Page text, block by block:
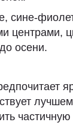
сине-
центрами,
осени.
частичную